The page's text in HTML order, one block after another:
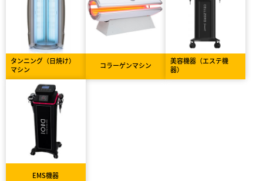
タンニング（日焼け）
マシン
コラーゲンマシン
美容機器（エステ機
器）
EMS機器